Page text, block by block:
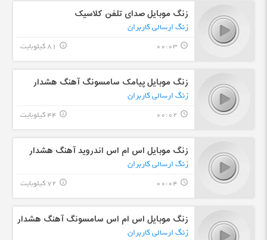
زنگ موبایل صدای تلفن کلاسیک
زنگ ارسالی کاربران
query_builder
00:03 81 کیلوبایت info_outline
زنگ موبایل پیامک سامسونگ آهنگ هشدار
زنگ ارسالی کاربران
query_builder
00:02 44 کیلوبایت info_outline
زنگ موبایل اس ام اس اندروید آهنگ هشدار
زنگ ارسالی کاربران
query_builder
00:04 72 کیلوبایت info_outline
زنگ موبایل اس ام اس سامسونگ آهنگ هشدار
زنگ ارسالی کاربران